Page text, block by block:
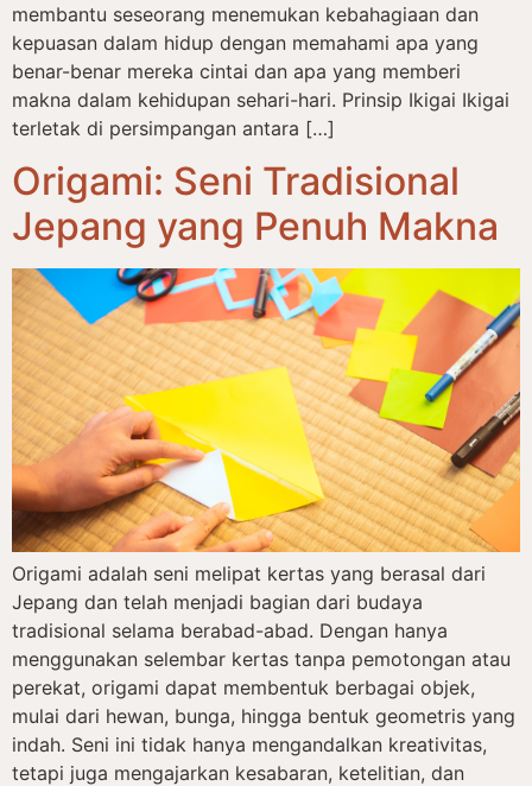
membantu seseorang menemukan kebahagiaan dan
kepuasan dalam hidup dengan memahami apa yang
benar-benar mereka cintai dan apa yang memberi
makna dalam kehidupan sehari-hari. Prinsip Ikigai Ikigai
terletak di persimpangan antara […]
Origami: Seni Tradisional
Jepang yang Penuh Makna
Origami adalah seni melipat kertas yang berasal dari
Jepang dan telah menjadi bagian dari budaya
tradisional selama berabad-abad. Dengan hanya
menggunakan selembar kertas tanpa pemotongan atau
perekat, origami dapat membentuk berbagai objek,
mulai dari hewan, bunga, hingga bentuk geometris yang
indah. Seni ini tidak hanya mengandalkan kreativitas,
tetapi juga mengajarkan kesabaran, ketelitian, dan